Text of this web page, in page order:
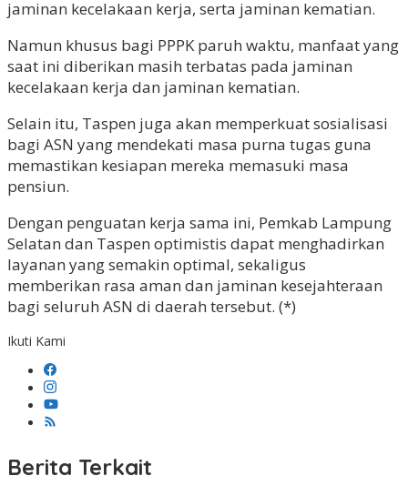
jaminan kecelakaan kerja, serta jaminan kematian.
Namun khusus bagi PPPK paruh waktu, manfaat yang
saat ini diberikan masih terbatas pada jaminan
kecelakaan kerja dan jaminan kematian.
Selain itu, Taspen juga akan memperkuat sosialisasi
bagi ASN yang mendekati masa purna tugas guna
memastikan kesiapan mereka memasuki masa
pensiun.
Dengan penguatan kerja sama ini, Pemkab Lampung
Selatan dan Taspen optimistis dapat menghadirkan
layanan yang semakin optimal, sekaligus
memberikan rasa aman dan jaminan kesejahteraan
bagi seluruh ASN di daerah tersebut. (*)
Ikuti Kami
Berita Terkait